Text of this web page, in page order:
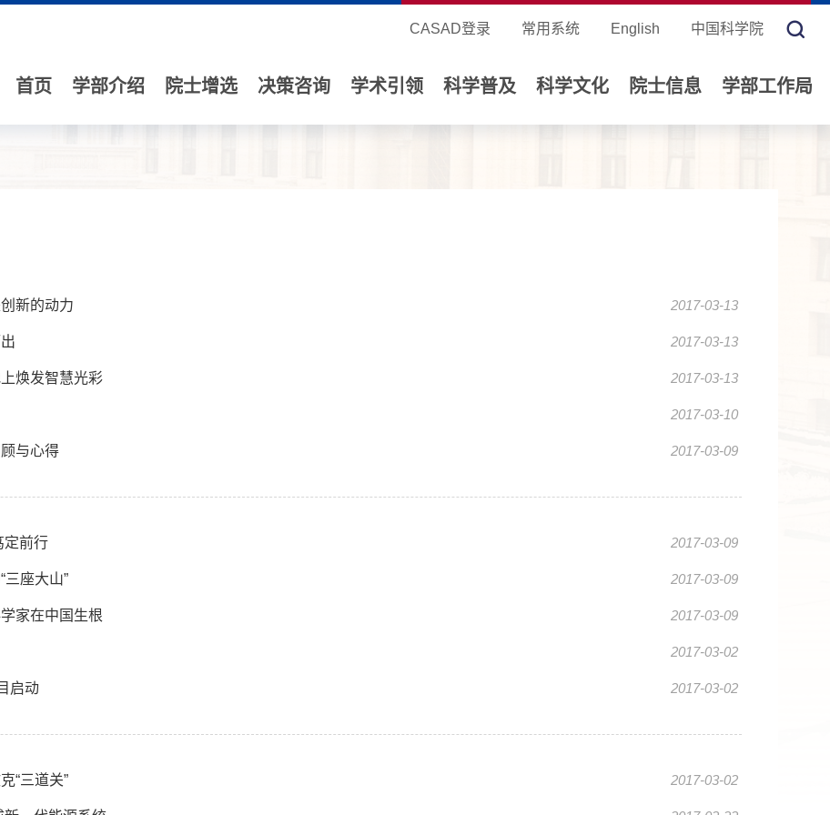
CASAD登录 常用系统 English 中国科学院
首页 学部介绍 院士增选 决策咨询 学术引领 科学普及 科学文化 院士信息 学部工作局
2017-03-13
新的动力
2017-03-13
2017-03-13
焕发智慧光彩
2017-03-10
2017-03-09
与心得
2017-03-09
定前行
2017-03-09
三座大山”
2017-03-09
家在中国生根
2017-03-02
2017-03-02
启动
2017-03-02
“三道关”